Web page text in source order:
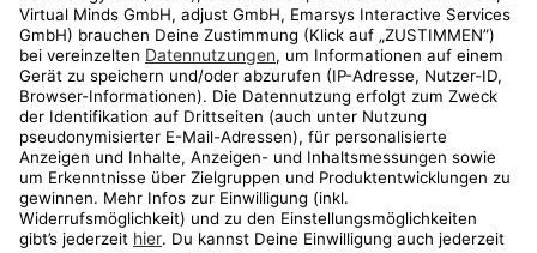
Shop
Aktionen
Travel